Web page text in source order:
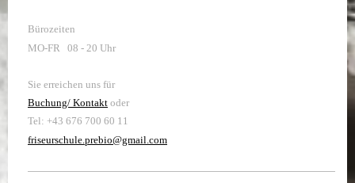
Bürozeiten
MO-FR 08 - 20 Uhr
Sie erreichen uns für
Buchung/ Kontakt oder
Tel: +43 676 700 60 11
friseurschule.prebio@gmail.com